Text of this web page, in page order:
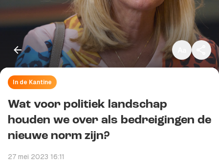
Klein
Standaard
Groot
In de Kantine
Wat voor politiek landschap
houden we over als bedreigingen de
nieuwe norm zijn?
27 mei 2023 16:11